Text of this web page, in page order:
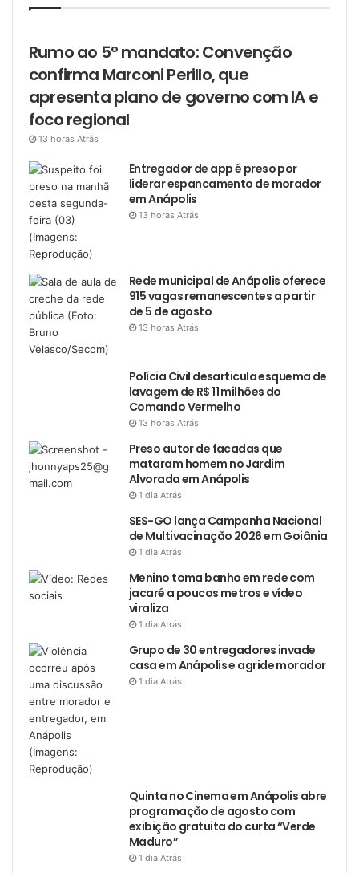
Rumo ao 5º mandato: Convenção
confirma Marconi Perillo, que
apresenta plano de governo com IA e
foco regional
13 horas Atrás
Entregador de app é preso por
liderar espancamento de morador
em Anápolis
13 horas Atrás
Rede municipal de Anápolis oferece
915 vagas remanescentes a partir
de 5 de agosto
13 horas Atrás
Polícia Civil desarticula esquema de
lavagem de R$ 11 milhões do
Comando Vermelho
13 horas Atrás
Preso autor de facadas que
mataram homem no Jardim
Alvorada em Anápolis
1 dia Atrás
SES-GO lança Campanha Nacional
de Multivacinação 2026 em Goiânia
1 dia Atrás
Menino toma banho em rede com
jacaré a poucos metros e vídeo
viraliza
1 dia Atrás
Grupo de 30 entregadores invade
casa em Anápolis e agride morador
1 dia Atrás
Quinta no Cinema em Anápolis abre
programação de agosto com
exibição gratuita do curta “Verde
Maduro”
1 dia Atrás